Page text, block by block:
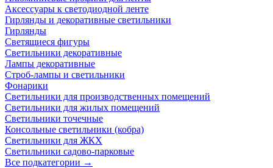
Аксессуары к светодиодной ленте
Гирлянды и декоративные светильники
Гирлянды
Светящиеся фигуры
Светильники декоративные
Лампы декоративные
Строб-лампы и светильники
Фонарики
Светильники для производственных помещений
Светильники для жилых помещений
Светильники точечные
Консольные светильники (кобра)
Светильники для ЖКХ
Светильники садово-парковые
Все подкатегории →